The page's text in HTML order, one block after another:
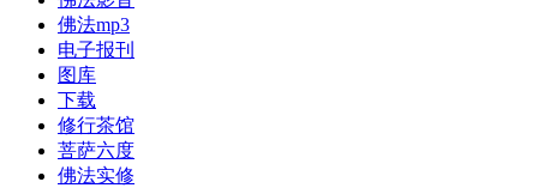
佛法mp3
电子报刊
图库
下载
修行茶馆
菩萨六度
佛法实修